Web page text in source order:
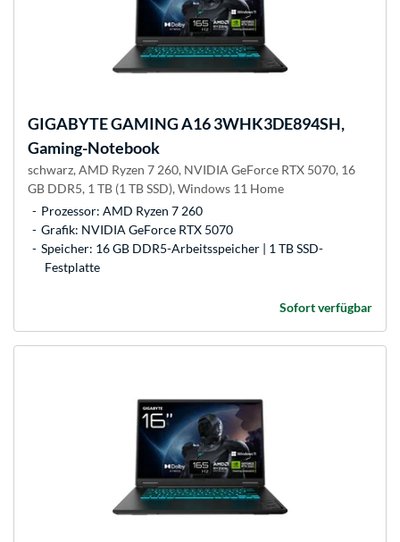
GIGABYTEGAMING A16 3WHK3DE894SH,
Gaming-Notebook
schwarz, AMD Ryzen 7 260, NVIDIA GeForce RTX 5070, 16
GB DDR5, 1 TB (1 TB SSD), Windows 11 Home
Prozessor: AMD Ryzen 7 260
Grafik: NVIDIA GeForce RTX 5070
Speicher: 16 GB DDR5-Arbeitsspeicher | 1 TB SSD-
Festplatte
Sofort verfügbar